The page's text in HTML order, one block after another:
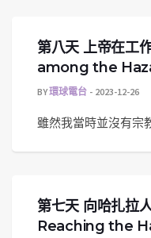
第八天 上帝在
among the
BY環球電台 2023-12-26
雖然我當時並沒有宗
第七天 向哈扎拉
Reaching the